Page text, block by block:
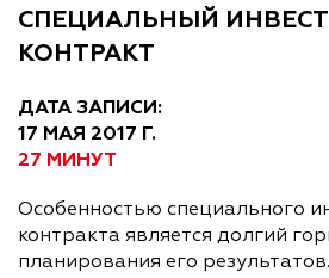
СПЕЦИАЛЬНЫЙ
КОНТРАКТ
ДАТА ЗАПИСИ:
17 МАЯ 2017 Г.
27 МИНУТ
Особенностью специального
контракта является долгий
планирования его